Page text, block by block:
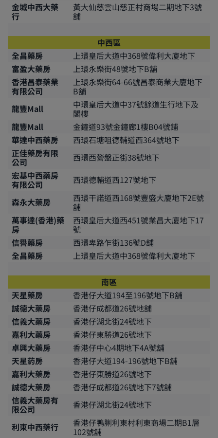
金城中西大藥
行
黃大仙慈雲山慈正村商場二期地下3號
舖
中西區
全昌藥房
上環皇后大道中368號偉利大廈地下
富盈大藥房
上環永樂街48號地下B舖
香港昌泰藥業
有限公司
上環永樂街64-66號昌泰商業大廈地下
B舖
龍豐Mall
中環皇后大道中37號餘道生行地下及
閣樓
龍豐Mall
金鐘道93號金鐘廊1樓B04號鋪
華達中西藥房
西環石塘咀德輔道西364號地下
正佳藥房有限
公司
西環西營盤正街38號地下
宏基中西藥房
有限公司
西環德輔道西127號地下
森永大藥房
西環干諾道西168號豐盛大廈地下2E號
舖
萬事達(香港)藥
房
西環皇后大道西451號業昌大廈地下17
號
信譽藥房
西環卑路乍街136號D舖
全昌藥房
上環皇后大道中368號偉利大廈地下
南區
天星藥房
香港仔大道194至196號地下B舖
誠德大藥房
香港仔成都道26號地舖
信義大藥房
香港仔湖北街24號地下
嘉利大藥房
香港仔東勝道26號地下
卓興大藥房
香港仔中心4期地下4A號舖
天星葯房
香港仔大道194-196號地下B舖
嘉利大藥房
香港仔東勝道26號地下
誠德大藥房
香港仔成都道26號地下7號舖
信義大藥房有
限公司
香港仔湖北街24號地下
利東中西藥行
香港仔鴨脷利東村利東商場二期B1層
102號舖